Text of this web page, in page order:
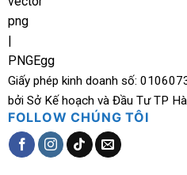
Giấy phép kinh doanh số:
bởi Sở Kế hoạch và Đầu Tư TP
FOLLOW CHÚNG TÔI